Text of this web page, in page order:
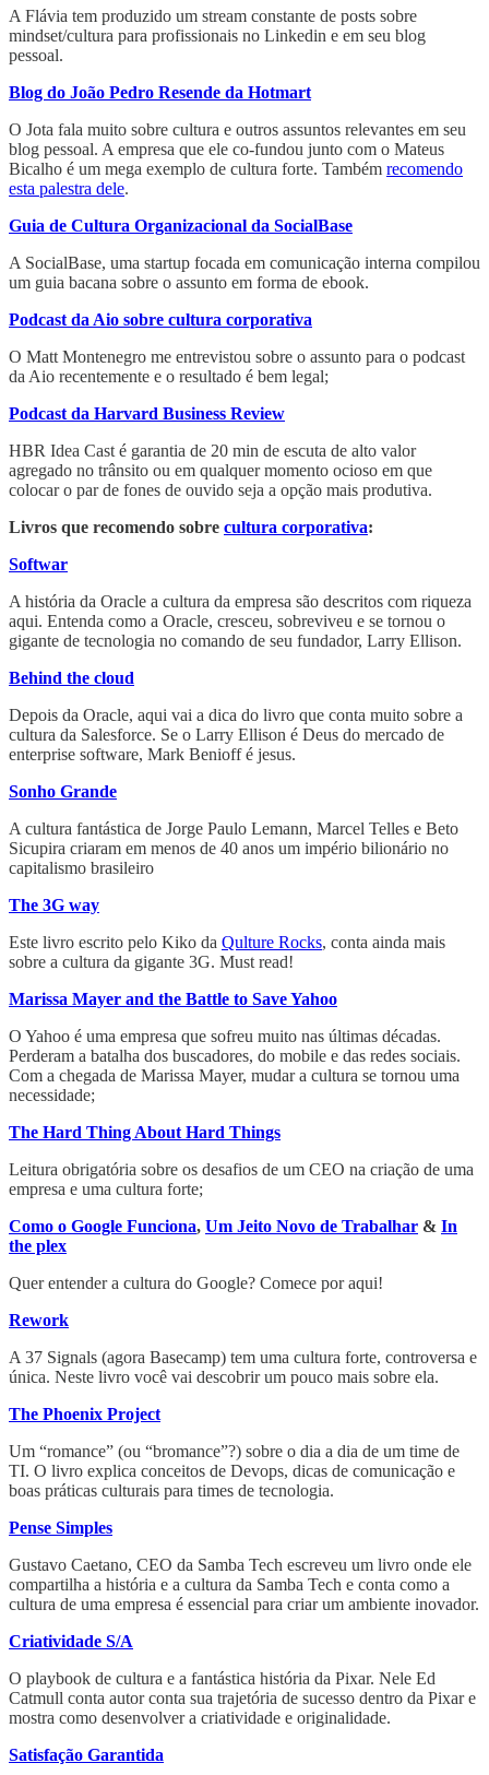
A Flávia tem produzido um stream constante de posts sobre
mindset/cultura para profissionais no Linkedin e em seu blog
pessoal.
Blog do João Pedro Resende da Hotmart
O Jota fala muito sobre cultura e outros assuntos relevantes em seu
blog pessoal. A empresa que ele co-fundou junto com o Mateus
Bicalho é um mega exemplo de cultura forte. Também recomendo
esta palestra dele.
Guia de Cultura Organizacional da SocialBase
A SocialBase, uma startup focada em comunicação interna compilou
um guia bacana sobre o assunto em forma de ebook.
Podcast da Aio sobre cultura corporativa
O Matt Montenegro me entrevistou sobre o assunto para o podcast
da Aio recentemente e o resultado é bem legal;
Podcast da Harvard Business Review
HBR Idea Cast é garantia de 20 min de escuta de alto valor
agregado no trânsito ou em qualquer momento ocioso em que
colocar o par de fones de ouvido seja a opção mais produtiva.
Livros que recomendo sobre cultura corporativa:
Softwar
A história da Oracle a cultura da empresa são descritos com riqueza
aqui. Entenda como a Oracle, cresceu, sobreviveu e se tornou o
gigante de tecnologia no comando de seu fundador, Larry Ellison.
Behind the cloud
Depois da Oracle, aqui vai a dica do livro que conta muito sobre a
cultura da Salesforce. Se o Larry Ellison é Deus do mercado de
enterprise software, Mark Benioff é jesus.
Sonho Grande
A cultura fantástica de Jorge Paulo Lemann, Marcel Telles e Beto
Sicupira criaram em menos de 40 anos um império bilionário no
capitalismo brasileiro
The 3G way
Este livro escrito pelo Kiko da Qulture Rocks, conta ainda mais
sobre a cultura da gigante 3G. Must read!
Marissa Mayer and the Battle to Save Yahoo
O Yahoo é uma empresa que sofreu muito nas últimas décadas.
Perderam a batalha dos buscadores, do mobile e das redes sociais.
Com a chegada de Marissa Mayer, mudar a cultura se tornou uma
necessidade;
The Hard Thing About Hard Things
Leitura obrigatória sobre os desafios de um CEO na criação de uma
empresa e uma cultura forte;
Como o Google Funciona, Um Jeito Novo de Trabalhar & In
the plex
Quer entender a cultura do Google? Comece por aqui!
Rework
A 37 Signals (agora Basecamp) tem uma cultura forte, controversa e
única. Neste livro você vai descobrir um pouco mais sobre ela.
The Phoenix Project
Um “romance” (ou “bromance”?) sobre o dia a dia de um time de
TI. O livro explica conceitos de Devops, dicas de comunicação e
boas práticas culturais para times de tecnologia.
Pense Simples
Gustavo Caetano, CEO da Samba Tech escreveu um livro onde ele
compartilha a história e a cultura da Samba Tech e conta como a
cultura de uma empresa é essencial para criar um ambiente inovador.
Criatividade S/A
O playbook de cultura e a fantástica história da Pixar. Nele Ed
Catmull conta autor conta sua trajetória de sucesso dentro da Pixar e
mostra como desenvolver a criatividade e originalidade.
Satisfação Garantida